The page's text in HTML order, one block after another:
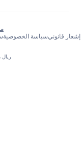
مشاهدة جميع
الخصوصيةسياسة ملفات